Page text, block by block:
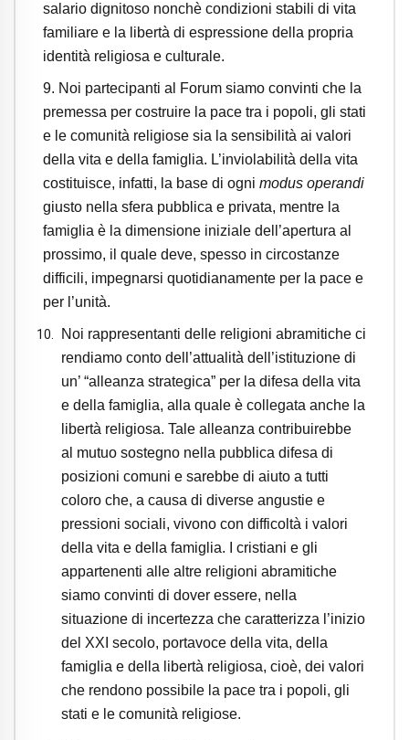
salario dignitoso nonchè condizioni stabili di vita
familiare e la libertà di espressione della propria
identità religiosa e culturale.
9. Noi partecipanti al Forum siamo convinti che la
premessa per costruire la pace tra i popoli, gli stati
e le comunità religiose sia la sensibilità ai valori
della vita e della famiglia. L’inviolabilità della vita
costituisce, infatti, la base di ogni modus operandi
giusto nella sfera pubblica e privata, mentre la
famiglia è la dimensione iniziale dell’apertura al
prossimo, il quale deve, spesso in circostanze
difficili, impegnarsi quotidianamente per la pace e
per l’unità.
Noi rappresentanti delle religioni abramitiche ci
rendiamo conto dell’attualità dell’istituzione di
un’ “alleanza strategica” per la difesa della vita
e della famiglia, alla quale è collegata anche la
libertà religiosa. Tale alleanza contribuirebbe
al mutuo sostegno nella pubblica difesa di
posizioni comuni e sarebbe di aiuto a tutti
coloro che, a causa di diverse angustie e
pressioni sociali, vivono con difficoltà i valori
della vita e della famiglia. I cristiani e gli
appartenenti alle altre religioni abramitiche
siamo convinti di dover essere, nella
situazione di incertezza che caratterizza l’inizio
del XXI secolo, portavoce della vita, della
famiglia e della libertà religiosa, cioè, dei valori
che rendono possibile la pace tra i popoli, gli
stati e le comunità religiose.